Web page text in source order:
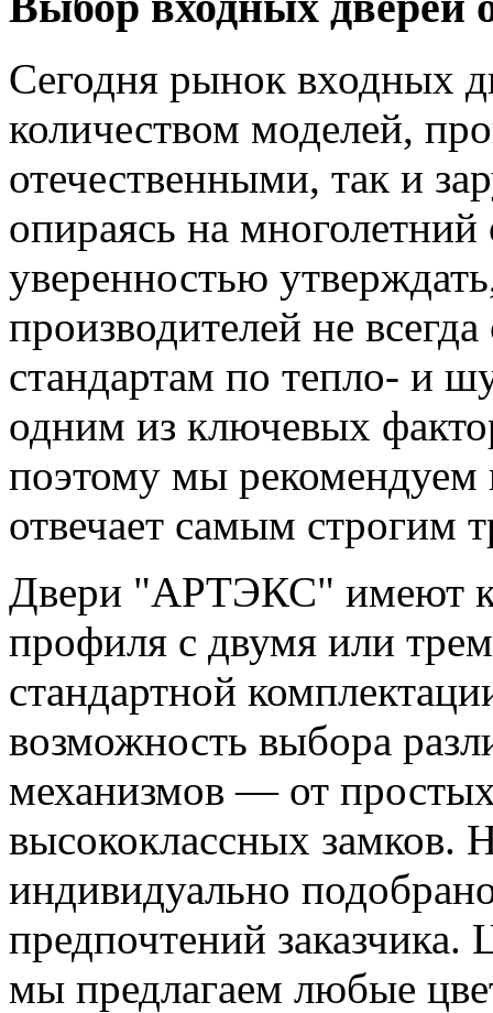
Сегодня рынок входных
количеством моделей,
отечественными, так и
опираясь на
уверенностью
производителей не
стандартам по тепло- и
одним из ключевых
поэтому мы
отвечает самым строгим
Двери "АРТЭКС" имеют
профиля с двумя или
стандартной
возможность выбора
механизмов — от
высококлассных замков.
индивидуально
предпочтений заказчика.
мы предлагаем любые